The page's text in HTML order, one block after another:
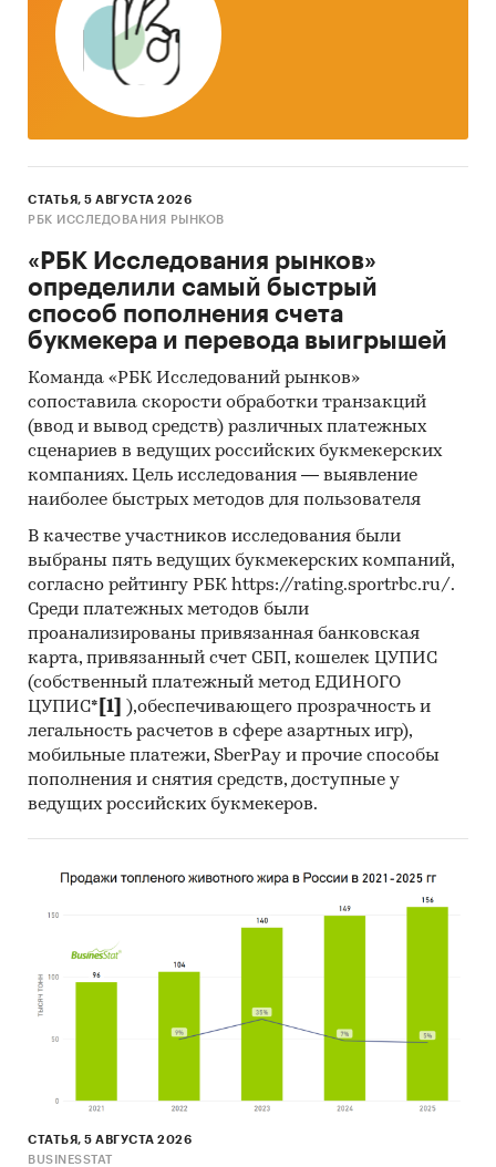
товар/услугу или наиболее близкие товары/
услуги
- Объему розничных продаж услуг в
фактических и сопоставимых ценах
- Объему розничных продаж
продовольственных товаров в фактических и
сопоставимых ценах
непродовольственных товаров в фактических
и сопоставимых ценах
Изучаемая категория:
В категорию «сахар
» входят суммарно (без
сегментации по видам):
в период2006-2020: сахар-песок, сахар-
рафинад (прессованный, колотый, кусковой
и т.п.), сахарная пудра и рафинадная
с 2021 года: сахар тростниковый и
свекольный: сахар-песок, сахар-рафинад
(прессованный, колотый, кусковой,
коричневый, тростниковый, пальмовый),
сахарная пудра и рафинадная крошка
О компании:
Компания «Экспресс-Обзор» – с 2005 года на
рынке готовых исследований. Исследования,
получить основную информацию и общее
представление о ситуации на рынке.
Полученные в ходе исследования оценки
независимы и объективны.
В портфеле компании более 2000 регулярно
обновляемых исследований.
Промышленность
Продукты питания
Сахар
Россия
СТАТЬЯ, 5 АВГУСТА 2026
РБК ИССЛЕДОВАНИЯ РЫНКОВ
«РБК Исследования рынков»
определили самый быстрый
способ пополнения счета
букмекера и перевода выигрышей
Команда «РБК Исследований рынков»
сопоставила скорости обработки транзакций
(ввод и вывод средств) различных платежных
сценариев в ведущих российских букмекерских
компаниях. Цель исследования — выявление
наиболее быстрых методов для пользователя
В качестве участников исследования были
выбраны пять ведущих букмекерских компаний,
согласно рейтингу РБК https://rating.sportrbc.ru/.
Среди платежных методов были
проанализированы привязанная банковская
карта, привязанный счет СБП, кошелек ЦУПИС
(собственный платежный метод ЕДИНОГО
ЦУПИС* [1]
),обеспечивающего прозрачность и
легальность расчетов в сфере азартных игр),
мобильные платежи, SberPay и прочие способы
пополнения и снятия средств, доступные у
ведущих российских букмекеров.
СТАТЬЯ, 5 АВГУСТА 2026
BUSINESSTAT